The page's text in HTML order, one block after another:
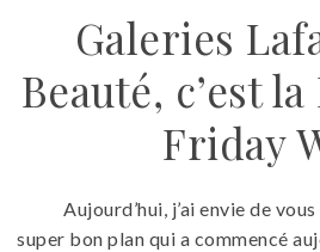
Galeries
Beauté, c’est
Friday
Aujourd’hui, j’ai envie de
super bon plan qui a commencé